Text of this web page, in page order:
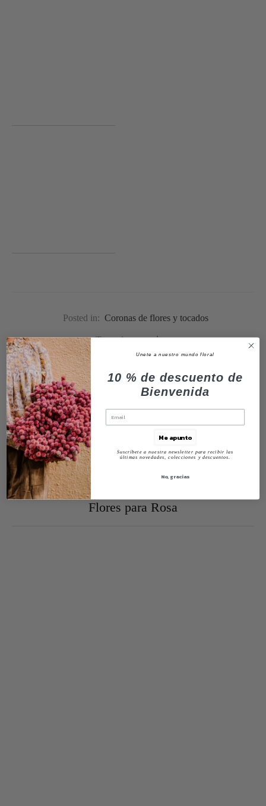
Posted in: Coronas de flores y tocados
Tagged: comuniones
Share
Flores para Elisa
Flores para Rosa
Unete a nuestro mundo floral
10 % de descuento de
Bienvenida
Me apunto
Suscríbete a nuestra newsletter para recibir las
últimas novedades, colecciones y descuentos.
No, gracias